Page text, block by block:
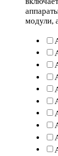
модули,